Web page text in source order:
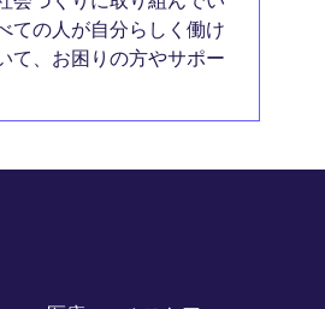
ての人が自分らしく働け
て、お困りの方やサポー